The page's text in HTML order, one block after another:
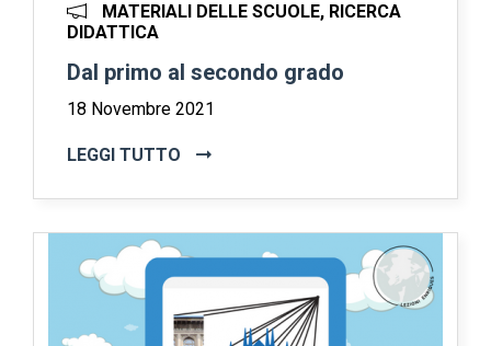
MATERIALI DELLE SCUOLE, RICERCA
DIDATTICA
Dal primo al secondo grado
18 Novembre 2021
LEGGI TUTTO